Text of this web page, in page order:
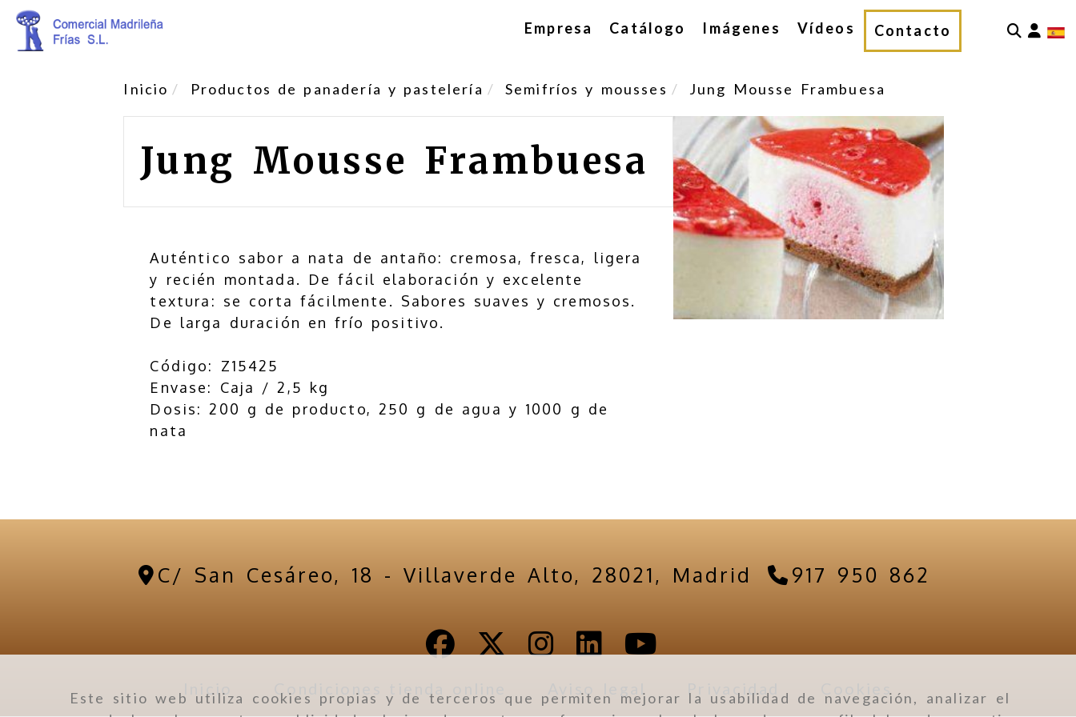
Este sitio web utiliza cookies propias y de terceros que permiten mejorar la usabilidad de navegación, analizar el
Empresa Catálogo Imágenes Vídeos Contacto
Inicio Productos de panadería y pastelería Semifríos y mousses Jung Mousse Frambuesa
Jung Mousse Frambuesa
Auténtico sabor a nata de antaño: cremosa, fresca, ligera
y recién montada. De fácil elaboración y excelente
textura: se corta fácilmente. Sabores suaves y cremosos.
De larga duración en frío positivo.
Código: Z15425
Envase: Caja / 2,5 kg
Dosis: 200 g de producto, 250 g de agua y 1000 g de
nata
C/ San Cesáreo, 18 - Villaverde Alto, 28021, Madrid 917 950 862